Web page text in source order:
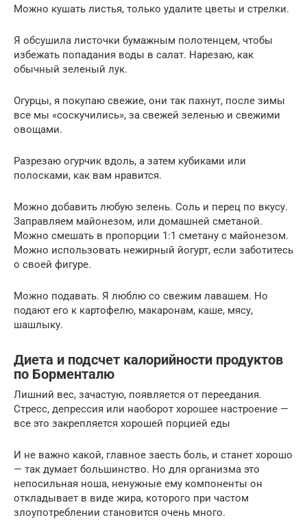
Можно кушать листья, только удалите цветы и стрелки.
Я обсушила листочки бумажным полотенцем, чтобы
избежать попадания воды в салат. Нарезаю, как
обычный зеленый лук.
Огурцы, я покупаю свежие, они так пахнут, после зимы
все мы «соскучились», за свежей зеленью и свежими
овощами.
Разрезаю огурчик вдоль, а затем кубиками или
полосками, как вам нравится.
Можно добавить любую зелень. Соль и перец по вкусу.
Заправляем майонезом, или домашней сметаной.
Можно смешать в пропорции 1:1 сметану с майонезом.
Можно использовать нежирный йогурт, если заботитесь
о своей фигуре.
Можно подавать. Я люблю со свежим лавашем. Но
подают его к картофелю, макаронам, каше, мясу,
шашлыку.
Диета и подсчет калорийности продуктов
по Борменталю
Лишний вес, зачастую, появляется от переедания.
Стресс, депрессия или наоборот хорошее настроение —
все это закрепляется хорошей порцией еды
И не важно какой, главное заесть боль, и станет хорошо
— так думает большинство. Но для организма это
непосильная ноша, ненужные ему компоненты он
откладывает в виде жира, которого при частом
злоупотреблении становится очень много.